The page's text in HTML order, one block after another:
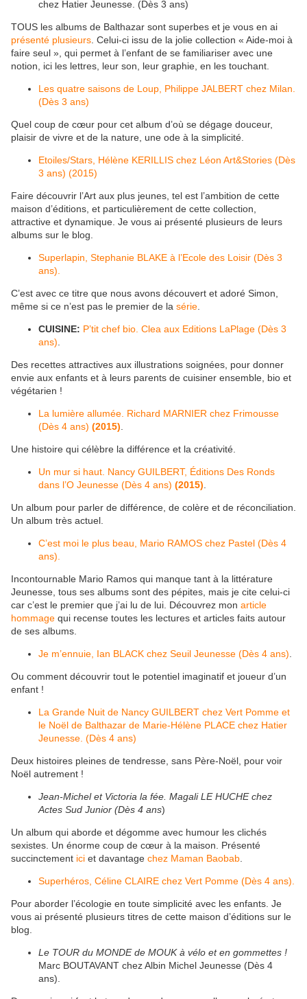
chez Hatier Jeunesse. (Dès 3 ans)
TOUS les albums de Balthazar sont superbes et je vous en ai
présenté plusieurs . Celui-ci issu de la jolie collection « Aide-moi à
faire seul », qui permet à l’enfant de se familiariser avec une
notion, ici les lettres, leur son, leur graphie, en les touchant.
Les quatre saisons de Loup, Philippe JALBERT chez Milan.
(Dès 3 ans)
Quel coup de cœur pour cet album d’où se dégage douceur,
plaisir de vivre et de la nature, une ode à la simplicité.
Etoiles/Stars, Hélène KERILLIS chez Léon Art&Stories (Dès
3 ans) (2015)
Faire découvrir l’Art aux plus jeunes, tel est l’ambition de cette
maison d’éditions, et particulièrement de cette collection,
attractive et dynamique. Je vous ai présenté plusieurs de leurs
albums sur le blog.
Superlapin, Stephanie BLAKE à l’Ecole des Loisir (Dès 3
ans).
C’est avec ce titre que nous avons découvert et adoré Simon,
même si ce n’est pas le premier de la série
CUISINE: P’tit chef bio. Clea aux Editions LaPlage (Dès 3
ans)
Des recettes attractives aux illustrations soignées, pour donner
envie aux enfants et à leurs parents de cuisiner ensemble, bio et
végétarien !
La lumière allumée. Richard MARNIER chez Frimousse
(Dès 4 ans) (2015)
Une histoire qui célèbre la différence et la créativité.
Un mur si haut. Nancy GUILBERT, Éditions Des Ronds
dans l’O Jeunesse (Dès 4 ans) (2015)
Un album pour parler de différence, de colère et de réconciliation.
Un album très actuel.
C’est moi le plus beau, Mario RAMOS chez Pastel (Dès 4
ans).
Incontournable Mario Ramos qui manque tant à la littérature
Jeunesse, tous ses albums sont des pépites, mais je cite celui-ci
car c’est le premier que j’ai lu de lui. Découvrez mon article
hommage qui recense toutes les lectures et articles faits autour
de ses albums.
Je m’ennuie, Ian BLACK chez Seuil Jeunesse (Dès 4 ans)
Ou comment découvrir tout le potentiel imaginatif et joueur d’un
enfant !
La Grande Nuit de Nancy GUILBERT chez Vert Pomme et
le Noël de Balthazar de Marie-Hélène PLACE chez Hatier
Jeunesse. (Dès 4 ans)
Deux histoires pleines de tendresse, sans Père-Noël, pour voir
Noël autrement !
Jean-Michel et Victoria la fée. Magali LE HUCHE chez
Actes Sud Junior (Dès 4 ans)
Un album qui aborde et dégomme avec humour les clichés
sexistes. Un énorme coup de cœur à la maison. Présenté
succinctement ici et davantage chez Maman Baobab
Superhéros, Céline CLAIRE chez Vert Pomme (Dès 4 ans).
Pour aborder l’écologie en toute simplicité avec les enfants. Je
vous ai présenté plusieurs titres de cette maison d’éditions sur le
blog.
Le TOUR du MONDE de MOUK à vélo et en gommettes !
Marc BOUTAVANT chez Albin Michel Jeunesse (Dès 4
ans).